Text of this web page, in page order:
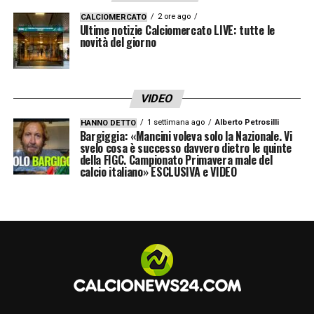
lui ripagherà l’accoglienza della gente e della
piazza».
molto disponibile, sono felice ma essere con
me significa essere con il Napoli. Io voglio
tutte le responsabilità del mio ruolo, è
importante assumersele, poi quello che
ordinati, il resto viene di conseguenza. E’ una
sfida bella, io tengo molto in considerazione
le situazioni giornaliere che sono le più belle,
CALCIOMERCATO 2 ore ago
Ultime notizie Calciomercato LIVE: tutte le
novità del giorno
VIDEO
HANNO DETTO 1 settimana ago Alberto Petrosilli
Bargiggia: «Mancini voleva solo la Nazionale. Vi
svelo cosa è successo davvero dietro le quinte
della FIGC. Campionato Primavera male del
calcio italiano» ESCLUSIVA e VIDEO